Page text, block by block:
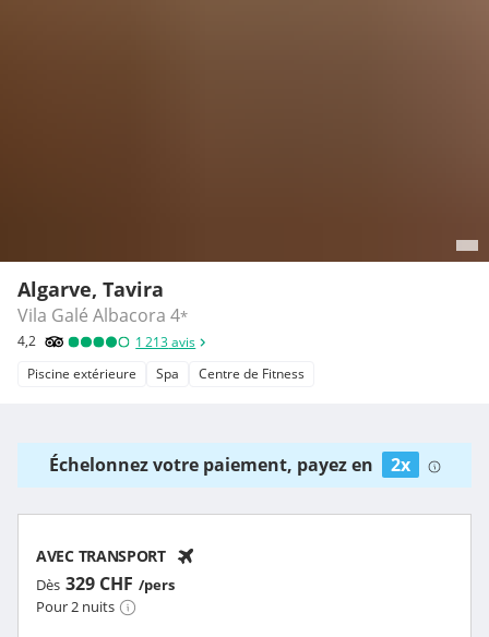
Algarve, Tavira
Vila Galé Albacora 4*
4,2 1 213avis
Piscine extérieure
Spa Centre de Fitness
Échelonnez votre paiement, payez en 2x
AVEC TRANSPORT
Dès 329 CHF /pers
Pour 2 nuits